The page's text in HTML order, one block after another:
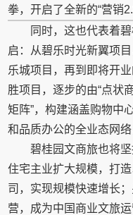
拳，开启了全新的“营销
同时，这也代表着
启：从碧乐时光新翼项
乐城项目，再到即将开
胜项目，逐步的由“点状
矩阵”，构建涵盖购物中
和品质办公的全业态网络
碧桂园文商旅也将
住宅主业扩大规模，打
司，实现规模快速增长
营，成为中国商业文旅